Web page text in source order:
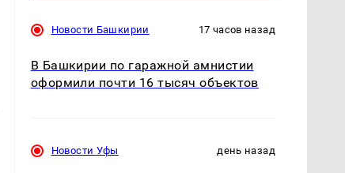
Новости Башкирии 17 часов назад
В Башкирии по гаражной амнистии
оформили почти 16 тысяч объектов
Новости Уфы день назад